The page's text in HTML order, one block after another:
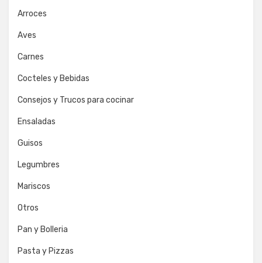
Arroces
Aves
Carnes
Cocteles y Bebidas
Consejos y Trucos para cocinar
Ensaladas
Guisos
Legumbres
Mariscos
Otros
Pan y Bolleria
Pasta y Pizzas